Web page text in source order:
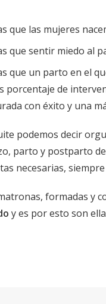
que las mujeres
que sentir miedo al
que un parto en el
porcentaje de
con éxito y una
podemos decir
parto y postparto
necesarias,
formadas y
y es por esto son